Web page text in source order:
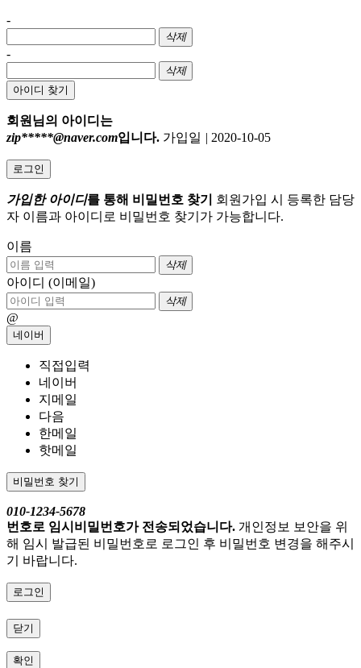
-
삭제
-
삭제
아이디 찾기
회원님의 아이디는
zip*****@naver.com입니다. 가입일 | 2020-10-05
로그인
가입한 아이디를 통해 비밀번호 찾기
회원가입 시 등록한 담당
자 이름과 아이디로 비밀번호 찾기가 가능합니다.
이름
삭제
아이디 (이메일)
삭제
@
네이버
직접입력
네이버
지메일
다음
한메일
핫메일
비밀번호 찾기
010-1234-5678
번호로 임시비밀번호가 전송되었습니다. 개인정보 보안을 위
해 임시 발급된 비밀번호로 로그인 후 비밀번호 변경을 해주시
기 바랍니다.
로그인
닫기
확인